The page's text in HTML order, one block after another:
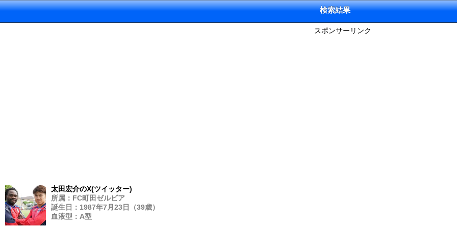
検索結果
スポンサーリンク
太田宏介のX(ツイッター)
所属：FC町田ゼルビア
誕生日：1987年7月23日（39歳）
血液型：A型